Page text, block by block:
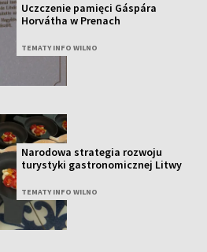
Uczczenie pamięci Gáspára
Horvátha w Prenach
TEMATY INFO WILNO
Narodowa strategia rozwoju
turystyki gastronomicznej Litwy
TEMATY INFO WILNO